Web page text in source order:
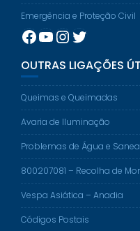
Emergência e Proteção Civil
Facebook
YouTube
Instagram
Twitter
OUTRAS LIGAÇÕES
Queimas e Queimadas
Avaria de Iluminação
Problemas de Água e
800207081 – Recolha de
Vespa Asiática – Anadia
Códigos Postais